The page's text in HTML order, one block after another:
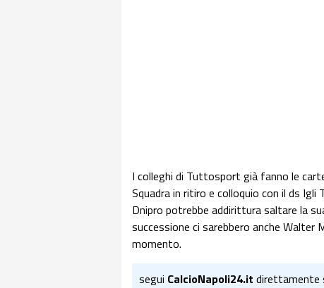
I colleghi di Tuttosport già fanno le
Squadra in ritiro e colloquio con il ds Igli
Dnipro potrebbe addirittura saltare la
successione ci sarebbero anche Walter
momento.
segui CalcioNapoli24.it direttamente